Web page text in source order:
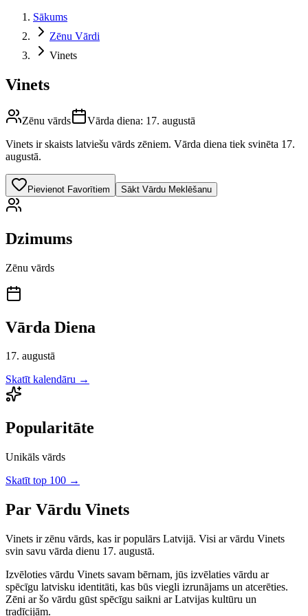
Sākums
Zēnu Vārdi
Vinets
Vinets
Zēnu vārds Vārda diena: 17. augustā
Vinets ir skaists latviešu vārds zēniem. Vārda diena tiek svinēta 17.
augustā.
Pievienot Favorītiem Sākt Vārdu Meklēšanu
Dzimums
Zēnu vārds
Vārda Diena
17. augustā
Skatīt kalendāru →
Popularitāte
Unikāls vārds
Skatīt top 100 →
Par Vārdu Vinets
Vinets irzēnu vārds, kas ir populārs Latvijā. Visi ar vārdu Vinets
svin savu vārda dienu 17. augustā.
Izvēloties vārdu Vinets savam bērnam, jūs izvēlaties vārdu ar
spēcīgu latvisku identitāti, kas būs viegli izrunājams un atcerēties.
Zēni ar šo vārdu gūst spēcīgu saikni ar Latvijas kultūru un
tradīcijām.